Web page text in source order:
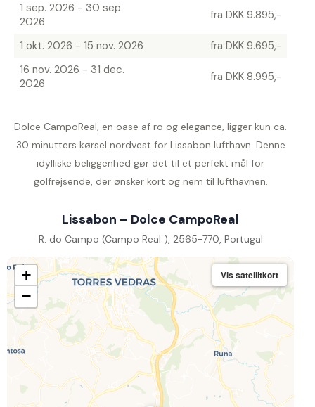
1 sep. 2026 - 30 sep.
2026
fra DKK 9.895,-
1 okt. 2026 - 15 nov. 2026
fra DKK 9.695,-
16 nov. 2026 - 31 dec.
2026
fra DKK 8.995,-
Dolce CampoReal, en oase af ro og elegance, ligger kun ca.
30 minutters kørsel nordvest for Lissabon lufthavn. Denne
idylliske beliggenhed gør det til et perfekt mål for
golfrejsende, der ønsker kort og nem til lufthavnen.
Lissabon – Dolce CampoReal
R. do Campo (Campo Real ), 2565-770, Portugal
+
−
Vis satellitkort